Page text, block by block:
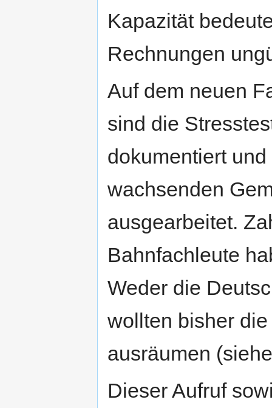
Kapazität
Rechnungen
Auf dem neuen
sind die
dokumentiert
wachsenden
ausgearbeitet.
Bahnfachleute
Weder die
wollten bisher
ausräumen
Dieser Aufruf